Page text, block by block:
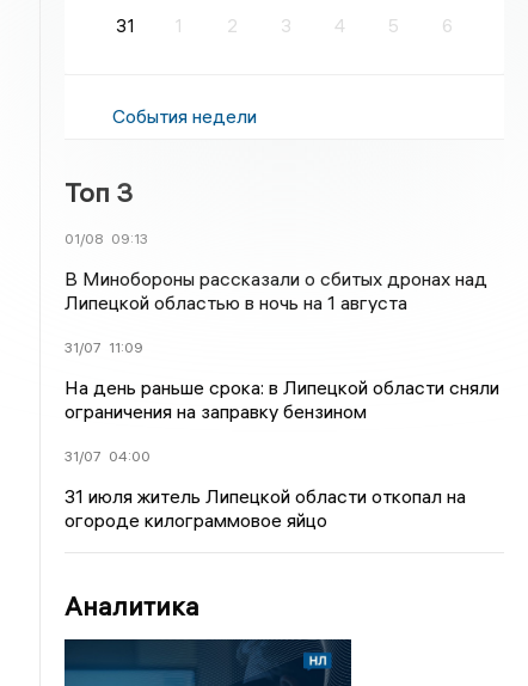
31
1 2 3 4 5 6
События недели
Топ 3
01/08 09:13
В Минобороны рассказали о сбитых дронах над
Липецкой областью в ночь на 1 августа
31/07 11:09
На день раньше срока: в Липецкой области сняли
ограничения на заправку бензином
31/07 04:00
31 июля житель Липецкой области откопал на
огороде килограммовое яйцо
Аналитика